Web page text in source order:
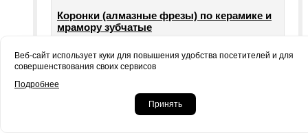
Коронки (алмазные фрезы) по керамике и
мрамору зубчатые
машин УШМ болгарки
Веб-сайт использует куки для повышения удобства посетителей и для
совершенствования своих сервисов
Подробнее
Принять